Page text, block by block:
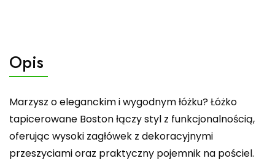
Opis
Marzysz o eleganckim i wygodnym łóżku? Łóżko
tapicerowane Boston łączy styl z funkcjonalnością,
oferując wysoki zagłówek z dekoracyjnymi
przeszyciami oraz praktyczny pojemnik na pościel.